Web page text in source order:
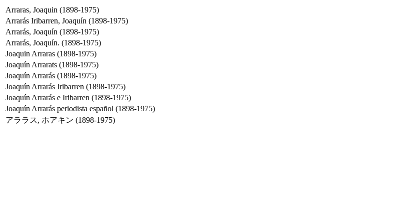
Arraras, Joaquin (1898-1975)
Arrarás Iribarren, Joaquín (1898-1975)
Arrarás, Joaquín (1898-1975)
Arrarás, Joaquín. (1898-1975)
Joaquin Arraras (1898-1975)
Joaquín Arrarats (1898-1975)
Joaquín Arrarás (1898-1975)
Joaquín Arrarás Iribarren (1898-1975)
Joaquín Arrarás e Iribarren (1898-1975)
Joaquín Arrarás periodista español (1898-1975)
アララス, ホアキン (1898-1975)